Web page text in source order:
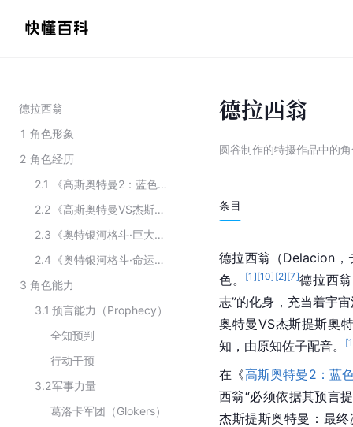
德拉西翁
1 角色形象
2 角色经历
2.1
《高斯奥特曼2：蓝色行星》
2.2
《高斯奥特曼VS杰斯提斯奥特曼 最终决战》
2.3
《奥特银河格斗·巨大阴谋》
2.4
《奥特银河格斗·命运的冲突》
3 角色能力
3.1 预言能力（Prophecy）
全知预判
行动干预
3.2军事力量
葛洛卡军团（Glokers）
德拉西翁
圆谷制作的特摄作品中的
条目
德拉西翁（Delacion，
色。
[1 ][10] [2][7]德拉西
志”的化身，充当着宇
奥特曼VS杰斯提斯奥
知，由原知佐子配音。
[1
在《高斯奥特曼2：蓝
西翁“必须依据其预言
杰斯提斯奥特曼：最